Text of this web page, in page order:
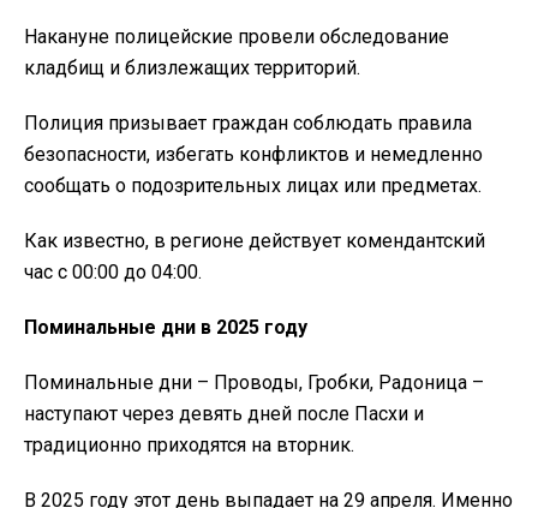
Накануне полицейские провели обследование
кладбищ и близлежащих территорий.
Полиция призывает граждан соблюдать правила
безопасности, избегать конфликтов и немедленно
сообщать о подозрительных лицах или предметах.
Как известно, в регионе действует комендантский
час с 00:00 до 04:00.
Поминальные дни в 2025 году
Поминальные дни – Проводы, Гробки, Радоница –
наступают через девять дней после Пасхи и
традиционно приходятся на вторник.
В 2025 году этот день выпадает на 29 апреля. Именно